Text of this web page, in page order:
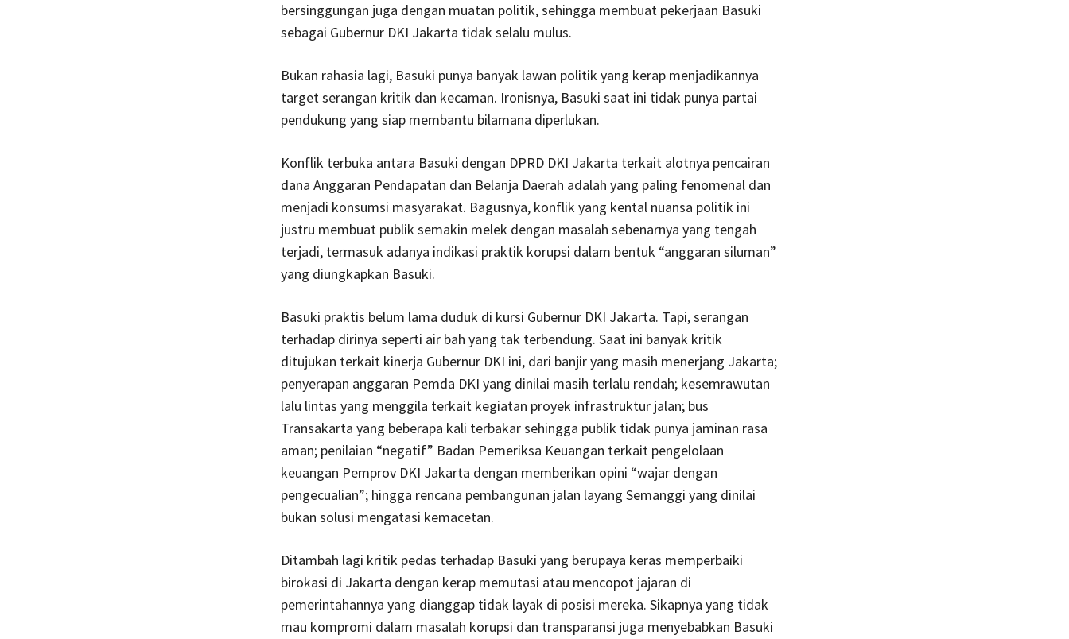
bersinggungan juga dengan muatan politik, sehingga membuat pekerjaan Basuki
sebagai Gubernur DKI Jakarta tidak selalu mulus.
Bukan rahasia lagi, Basuki punya banyak lawan politik yang kerap menjadikannya
target serangan kritik dan kecaman. Ironisnya, Basuki saat ini tidak punya partai
pendukung yang siap membantu bilamana diperlukan.
Konflik terbuka antara Basuki dengan DPRD DKI Jakarta terkait alotnya pencairan
dana Anggaran Pendapatan dan Belanja Daerah adalah yang paling fenomenal dan
menjadi konsumsi masyarakat. Bagusnya, konflik yang kental nuansa politik ini
justru membuat publik semakin melek dengan masalah sebenarnya yang tengah
terjadi, termasuk adanya indikasi praktik korupsi dalam bentuk “anggaran siluman”
yang diungkapkan Basuki.
Basuki praktis belum lama duduk di kursi Gubernur DKI Jakarta. Tapi, serangan
terhadap dirinya seperti air bah yang tak terbendung. Saat ini banyak kritik
ditujukan terkait kinerja Gubernur DKI ini, dari banjir yang masih menerjang Jakarta;
penyerapan anggaran Pemda DKI yang dinilai masih terlalu rendah; kesemrawutan
lalu lintas yang menggila terkait kegiatan proyek infrastruktur jalan; bus
Transakarta yang beberapa kali terbakar sehingga publik tidak punya jaminan rasa
aman; penilaian “negatif” Badan Pemeriksa Keuangan terkait pengelolaan
keuangan Pemprov DKI Jakarta dengan memberikan opini “wajar dengan
pengecualian”; hingga rencana pembangunan jalan layang Semanggi yang dinilai
bukan solusi mengatasi kemacetan.
Ditambah lagi kritik pedas terhadap Basuki yang berupaya keras memperbaiki
birokasi di Jakarta dengan kerap memutasi atau mencopot jajaran di
pemerintahannya yang dianggap tidak layak di posisi mereka. Sikapnya yang tidak
mau kompromi dalam masalah korupsi dan transparansi juga menyebabkan Basuki